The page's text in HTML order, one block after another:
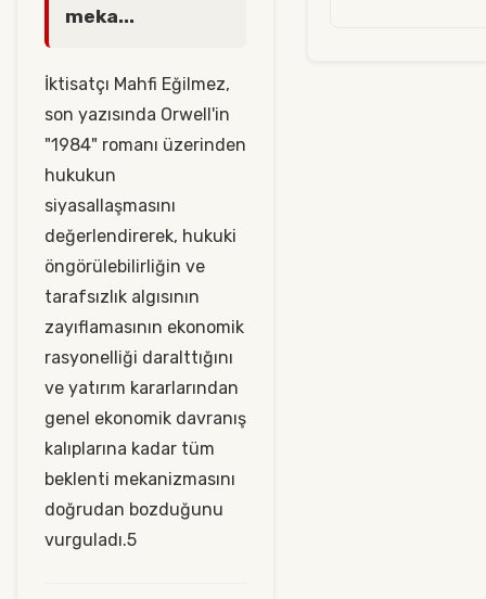
meka...
İktisatçı Mahfi Eğilmez,
son yazısında Orwell'in
"1984" romanı üzerinden
hukukun
siyasallaşmasını
değerlendirerek, hukuki
öngörülebilirliğin ve
tarafsızlık algısının
zayıflamasının ekonomik
rasyonelliği daralttığını
ve yatırım kararlarından
genel ekonomik davranış
kalıplarına kadar tüm
beklenti mekanizmasını
doğrudan bozduğunu
vurguladı.5